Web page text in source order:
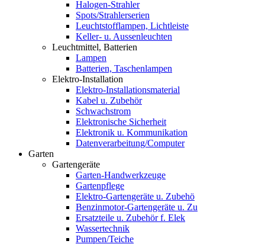
Halogen-Strahler
Spots/Strahlerserien
Leuchtstofflampen, Lichtleiste
Keller- u. Aussenleuchten
Leuchtmittel, Batterien
Lampen
Batterien, Taschenlampen
Elektro-Installation
Elektro-Installationsmaterial
Kabel u. Zubehör
Schwachstrom
Elektronische Sicherheit
Elektronik u. Kommunikation
Datenverarbeitung/Computer
Garten
Gartengeräte
Garten-Handwerkzeuge
Gartenpflege
Elektro-Gartengeräte u. Zubehö
Benzinmotor-Gartengeräte u. Zu
Ersatzteile u. Zubehör f. Elek
Wassertechnik
Pumpen/Teiche